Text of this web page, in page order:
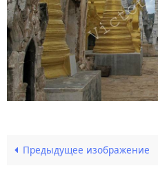
Предыдущее изображение